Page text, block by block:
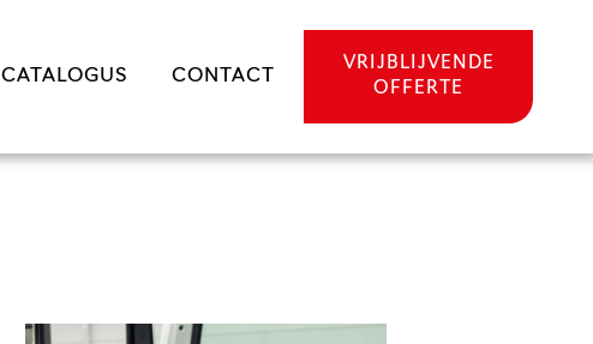
CATALOGUS CONTACT
VRIJBLIJVENDE
OFFERTE